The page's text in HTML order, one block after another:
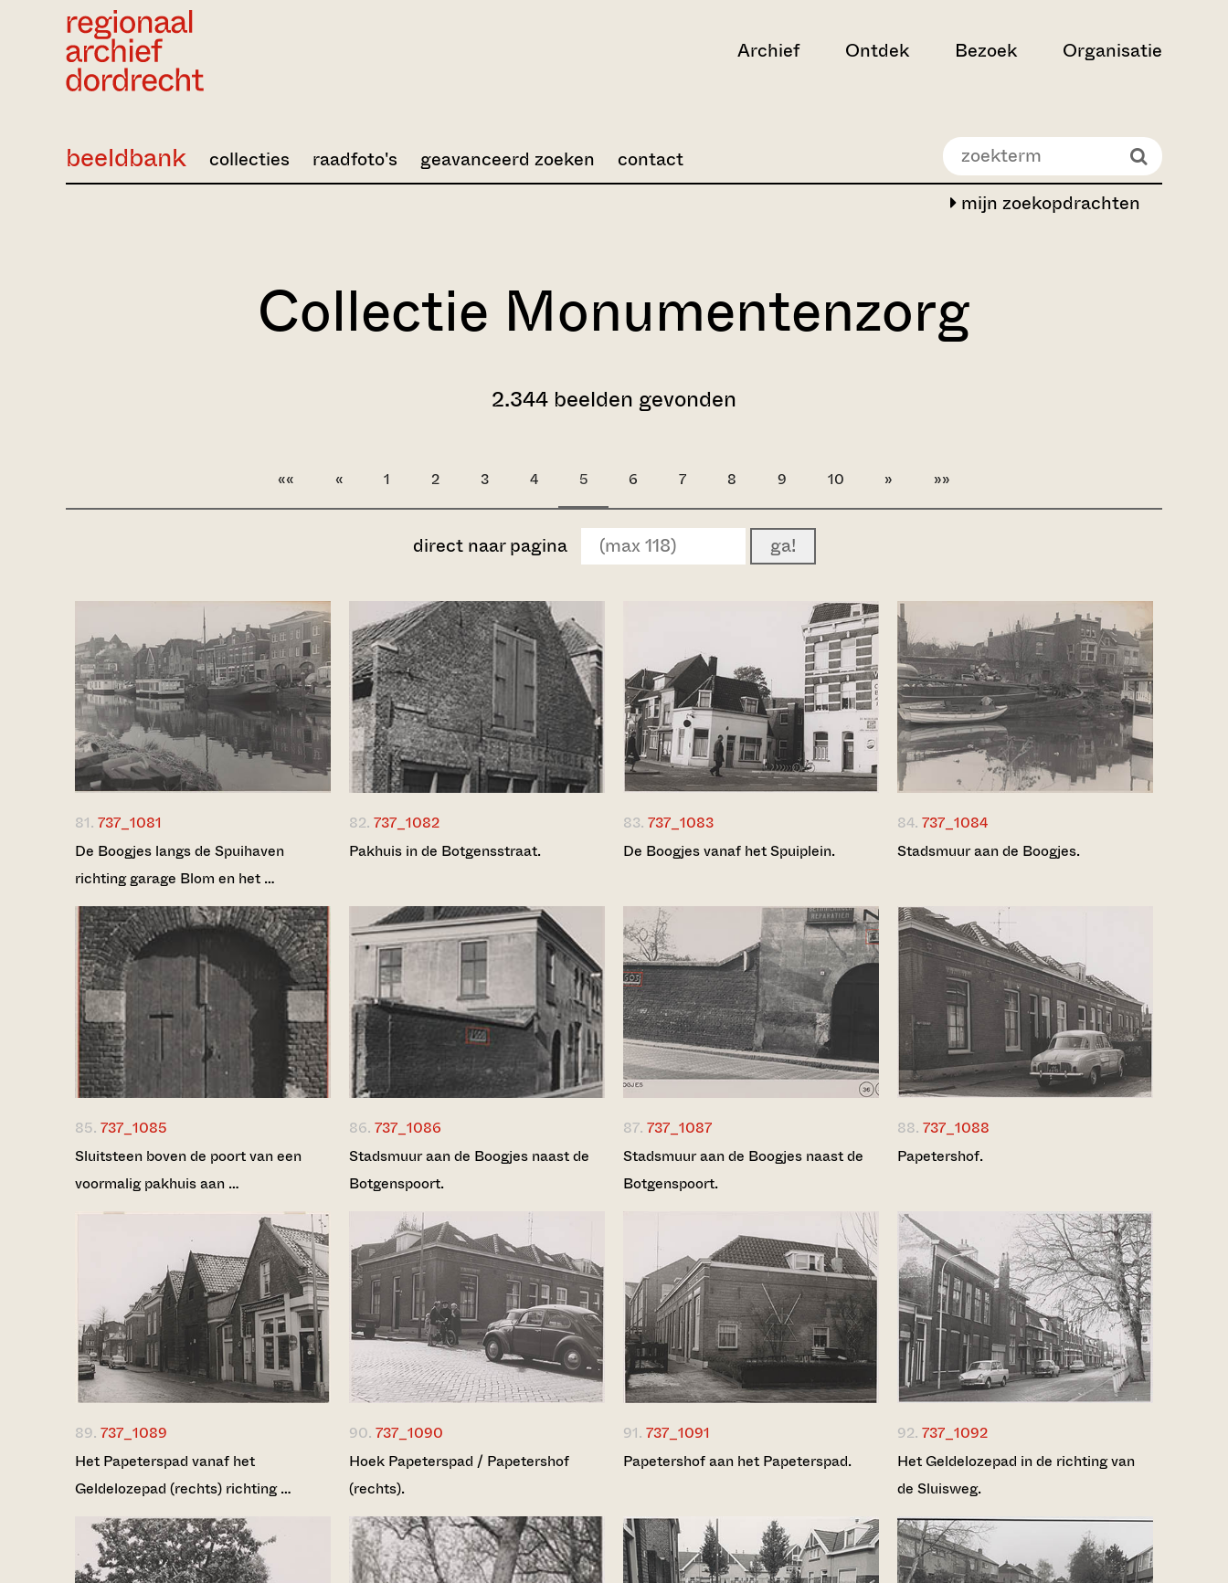
Archief Ontdek Bezoek Organisatie
mijn zoekopdrachten
beeldbank collecties raadfoto's geavanceerd zoeken contact
Collectie Monumentenzorg
2.344 beelden gevonden
«« « 1 2 3 4 5 6 7 8 9 10 » »»
direct naar pagina ga!
81. 737_1081
De Boogjes langs de Spuihaven
richting garage Blom en het …
82. 737_1082
Pakhuis in de Botgensstraat.
83. 737_1083
De Boogjes vanaf het Spuiplein.
84. 737_1084
Stadsmuur aan de Boogjes.
85. 737_1085
Sluitsteen boven de poort van een
voormalig pakhuis aan …
86. 737_1086
Stadsmuur aan de Boogjes naast de
Botgenspoort.
87. 737_1087
Stadsmuur aan de Boogjes naast de
Botgenspoort.
88. 737_1088
Papetershof.
89. 737_1089
Het Papeterspad vanaf het
Geldelozepad (rechts) richting …
90. 737_1090
Hoek Papeterspad / Papetershof
(rechts).
91. 737_1091
Papetershof aan het Papeterspad.
92. 737_1092
Het Geldelozepad in de richting van
de Sluisweg.